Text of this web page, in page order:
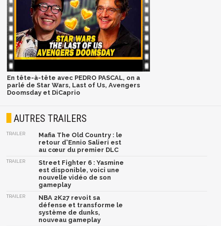
En tête-à-tête avec PEDRO PASCAL, on a
parlé de Star Wars, Last of Us, Avengers
Doomsday et DiCaprio
AUTRES TRAILERS
TRAILER
Mafia The Old Country : le
retour d'Ennio Salieri est
au cœur du premier DLC
TRAILER
Street Fighter 6 : Yasmine
est disponible, voici une
nouvelle vidéo de son
gameplay
TRAILER
NBA 2K27 revoit sa
défense et transforme le
système de dunks,
nouveau gameplay